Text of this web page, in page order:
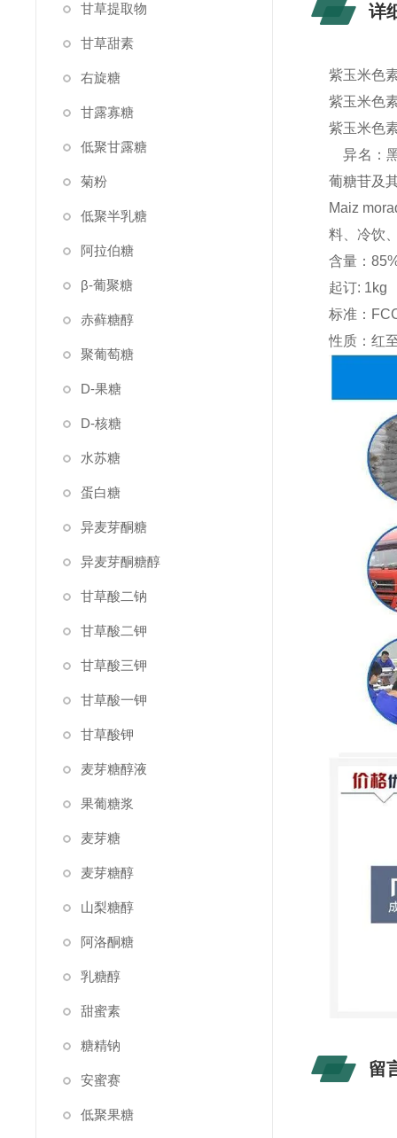
甘草提取物
甘草甜素
右旋糖
甘露寡糖
低聚甘露糖
菊粉
低聚半乳糖
阿拉伯糖
β-葡聚糖
赤藓糖醇
聚葡萄糖
D-果糖
D-核糖
水苏糖
蛋白糖
异麦芽酮糖
异麦芽酮糖醇
甘草酸二钠
甘草酸二钾
甘草酸三钾
甘草酸一钾
甘草酸钾
麦芽糖醇液
果葡糖浆
麦芽糖
麦芽糖醇
山梨糖醇
阿洛酮糖
乳糖醇
甜蜜素
糖精钠
安蜜赛
低聚果糖
详
紫玉米色
紫玉米色
紫玉米色
异名：黑
葡糖苷及
Maiz
料、冷饮
含量：
起订: 1kg
标准：
性质：红
留